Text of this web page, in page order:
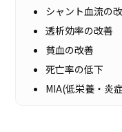
シャント血流の
透析効率の改善
貧血の改善
死亡率の低下
MIA(低栄養・炎